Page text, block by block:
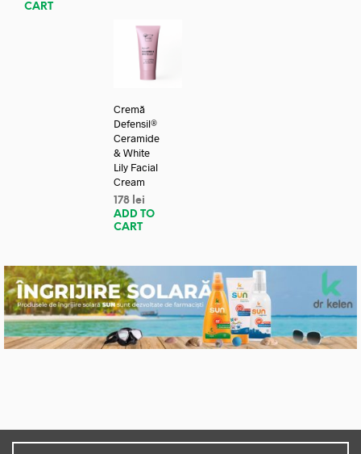
CART
Cremă
Defensil®
Ceramide
& White
Lily Facial
Cream
178 lei
ADD TO
CART